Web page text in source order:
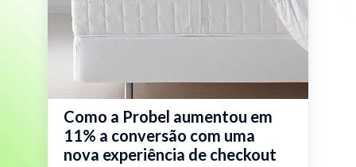
Como a Probel aumentou em
11% a conversão com uma
nova experiência de checkout